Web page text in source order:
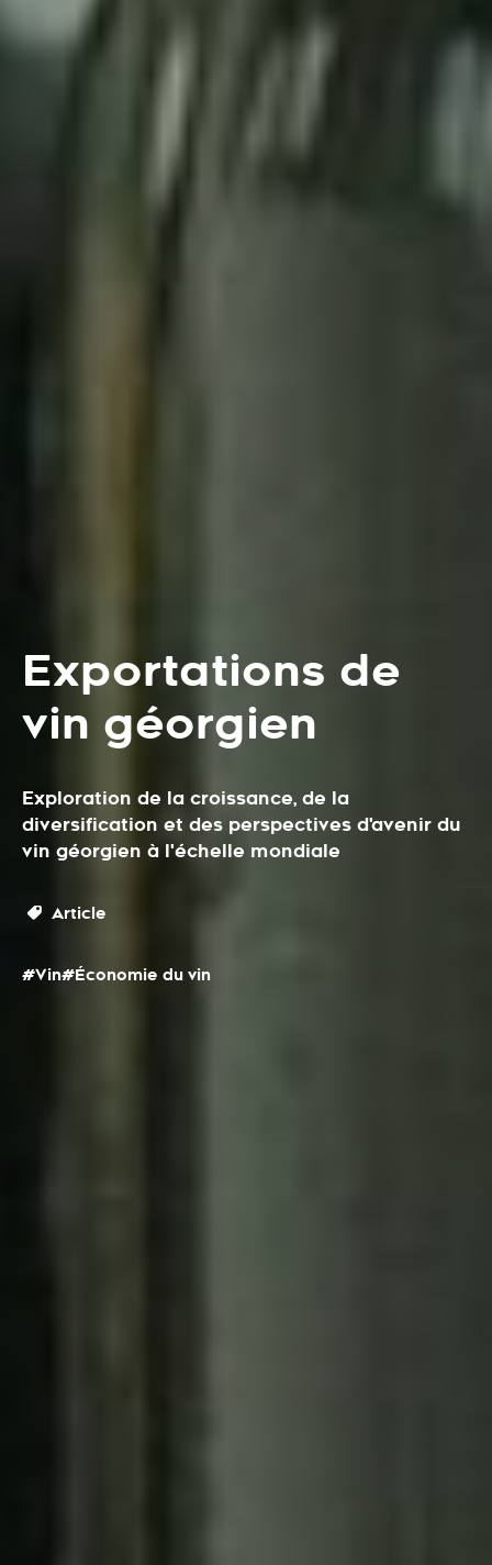
Exportations de
vin géorgien
Exploration de la croissance, de la
diversification et des perspectives d'avenir du
vin géorgien à l'échelle mondiale
Article
#Vin#Économie du vin